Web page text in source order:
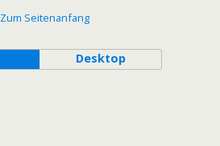
Zum Seitenanfang
Desktop